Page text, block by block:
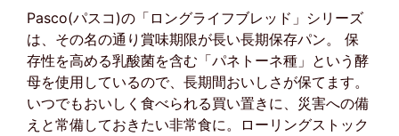
Pasco(パスコ)の「ロングライフブレッド」シリーズ
は、その名の通り賞味期限が長い長期保存パン。 保
存性を高める乳酸菌を含む「パネトーネ種」という酵
母を使用しているので、長期間おいしさが保てます。
いつでもおいしく食べられる買い置きに、災害への備
えと常備しておきたい非常食に。ローリングストック